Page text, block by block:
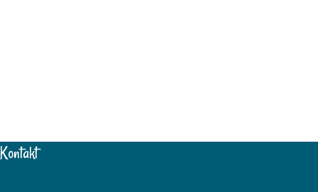
Kontakt